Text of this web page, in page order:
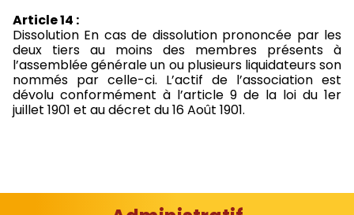
Article 14 :
Dissolution En cas de dissolution prononcée par les
deux tiers au moins des membres présents à
l’assemblée générale un ou plusieurs liquidateurs son
nommés par celle-ci. L’actif de l’association est
dévolu conformément à l’article 9 de la loi du 1er
juillet 1901 et au décret du 16 Août 1901.